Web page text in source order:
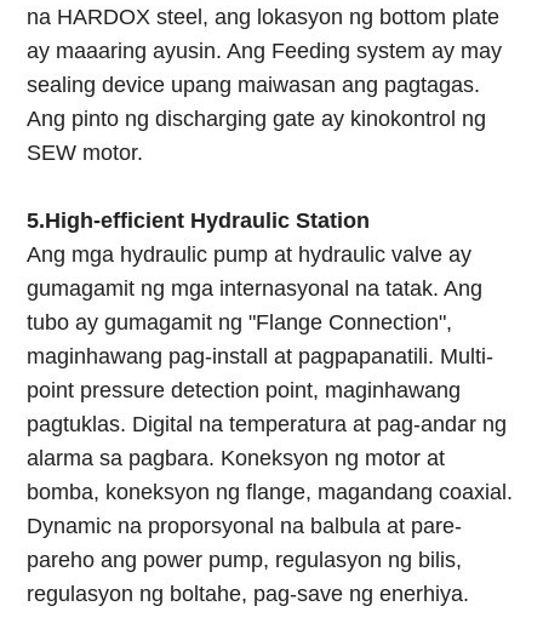
na HARDOX steel, ang lokasyon ng bottom plate
ay maaaring ayusin. Ang Feeding system ay may
sealing device upang maiwasan ang pagtagas.
Ang pinto ng discharging gate ay kinokontrol ng
SEW motor.
5.High-efficient Hydraulic Station
Ang mga hydraulic pump at hydraulic valve ay
gumagamit ng mga internasyonal na tatak. Ang
tubo ay gumagamit ng "Flange Connection",
maginhawang pag-install at pagpapanatili. Multi-
point pressure detection point, maginhawang
pagtuklas. Digital na temperatura at pag-andar ng
alarma sa pagbara. Koneksyon ng motor at
bomba, koneksyon ng flange, magandang coaxial.
Dynamic na proporsyonal na balbula at pare-
pareho ang power pump, regulasyon ng bilis,
regulasyon ng boltahe, pag-save ng enerhiya.